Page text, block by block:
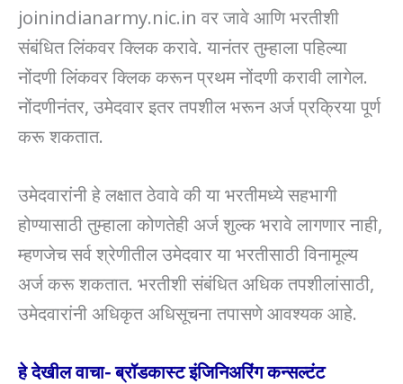
joinindianarmy.nic.in वर जावे आणि भरतीशी
संबंधित लिंकवर क्लिक करावे. यानंतर तुम्हाला पहिल्या
नोंदणी लिंकवर क्लिक करून प्रथम नोंदणी करावी लागेल.
नोंदणीनंतर, उमेदवार इतर तपशील भरून अर्ज प्रक्रिया पूर्ण
करू शकतात.
उमेदवारांनी हे लक्षात ठेवावे की या भरतीमध्ये सहभागी
होण्यासाठी तुम्हाला कोणतेही अर्ज शुल्क भरावे लागणार नाही,
म्हणजेच सर्व श्रेणीतील उमेदवार या भरतीसाठी विनामूल्य
अर्ज करू शकतात. भरतीशी संबंधित अधिक तपशीलांसाठी,
उमेदवारांनी अधिकृत अधिसूचना तपासणे आवश्यक आहे.
हे देखील वाचा- ब्रॉडकास्ट इंजिनिअरिंग कन्सल्टंट